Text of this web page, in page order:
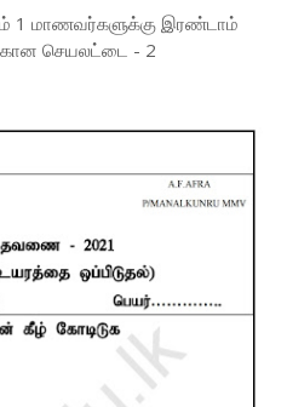
1 மாணவர்களுக்கு இரண்டாம்
செயலட்டை - 2